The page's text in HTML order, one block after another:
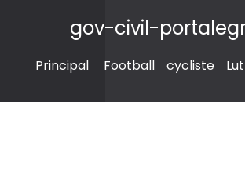
gov-civil-
Principal Football cycliste